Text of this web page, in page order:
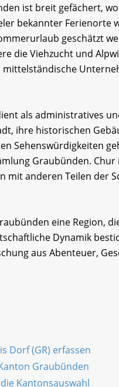
ist breit gefächert,
bekannter Ferienorte
geschätzt
die Viehzucht und
als administratives
ihre historischen
Sehenswürdigkeiten
Graubünden.
mit anderen Teilen der
eine Region,
Dynamik
aus Abenteuer,
Dorf (GR) erfassen
Graubünden
Kantonsauswahl